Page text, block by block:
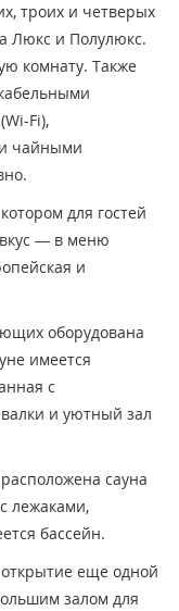
троих и четверых
Люкс и Полулюкс.
комнату. Также
Fi),
чайными
для гостей
— в меню
и
оборудована
имеется
с
и уютный зал
сауна
лежаками,
бассейн.
еще одной
залом для